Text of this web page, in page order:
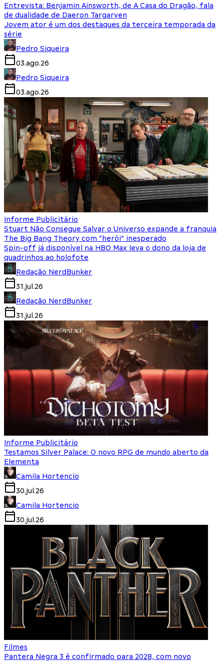
Entrevista: Benjamin Ainsworth, de A Casa do Dragão, fala
de dualidade de Daeron Targaryen
Jovem ator é um dos destaques da terceira temporada da
série
Pedro Siqueira
03.ago.26
Pedro Siqueira
03.ago.26
Informe Publicitário
Stuart Não Consegue Salvar o Universo expande a franquia
The Big Bang Theory com “herói” inesperado
Spin-off já disponível na HBO Max leva o dono da loja de
quadrinhos ao holofote
Redação NerdBunker
31.jul.26
Redação NerdBunker
31.jul.26
Informe Publicitário
Testamos Silver Palace: O novo RPG de mundo aberto da
Elementa
Camila Hortencio
30.jul.26
Camila Hortencio
30.jul.26
Filmes
Pantera Negra 3 é confirmado para 2028, com novo